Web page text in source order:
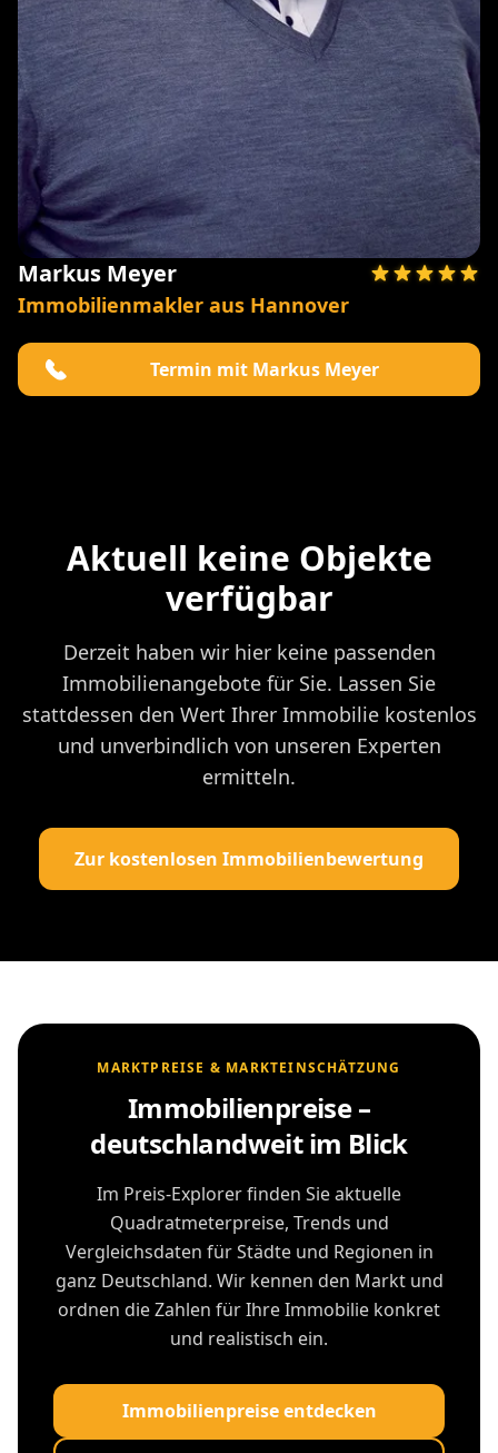
Markus Meyer
Immobilienmakler aus Hannover
Termin mit Markus Meyer
Aktuell keine Objekte
verfügbar
Derzeit haben wir hier keine passenden
Immobilienangebote für Sie. Lassen Sie
stattdessen den Wert Ihrer Immobilie kostenlos
und unverbindlich von unseren Experten
ermitteln.
Zur kostenlosen Immobilienbewertung
MARKTPREISE & MARKTEINSCHÄTZUNG
Immobilienpreise –
deutschlandweit im Blick
Im Preis-Explorer finden Sie aktuelle
Quadratmeterpreise, Trends und
Vergleichsdaten für Städte und Regionen in
ganz Deutschland. Wir kennen den Markt und
ordnen die Zahlen für Ihre Immobilie konkret
und realistisch ein.
Immobilienpreise entdecken